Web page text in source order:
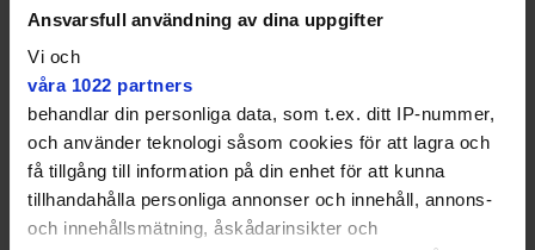
Ansvarsfull användning av dina uppgifter
Vi och
våra 1022 partners
behandlar din personliga data, som t.ex. ditt IP-nummer,
och använder teknologi såsom cookies för att lagra och
få tillgång till information på din enhet för att kunna
tillhandahålla personliga annonser och innehåll, annons-
och innehållsmätning, åskådarinsikter och
Villa Asknäs byggdes 2024 i Ekerö sommarstad och ritades av
arkitektfirman Reppen Vilson. ”En vägledande faktor för den invändiga